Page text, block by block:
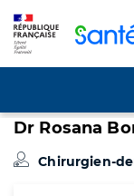
Dr Rosana
Chirurgien-